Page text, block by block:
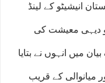
انیشیٹو کے لینڈ
دیہی معیشت کی
میں انہوں نے بتایا
میانوالی کے قریب